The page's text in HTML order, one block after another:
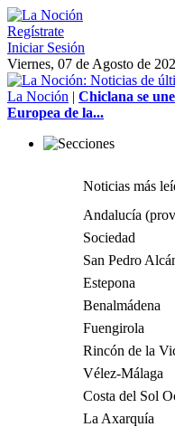
Regístrate
Iniciar Sesión
Viernes, 07 de Agosto de
La Noción | Chiclana se
Europea de la...
Noticias más
Andalucía
Sociedad
San Pedro
Estepona
Benalmádena
Fuengirola
Rincón de la
Vélez-Málaga
Costa del Sol
La Axarquía